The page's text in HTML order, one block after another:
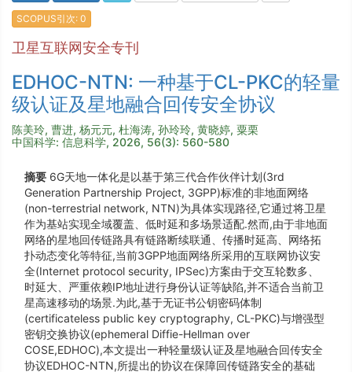
SCOPUS引次: 0
卫星互联网安全专刊
EDHOC-NTN: 一种基于CL-PKC的轻量
级认证及星地融合回传安全协议
陈美玲, 曹进, 杨元元, 杜海涛, 孙玲玲, 黄晓婷, 粟栗
中国科学: 信息科学, 2026, 56(3): 560-580
摘要 6G天地一体化是以基于第三代合作伙伴计划(3rd
Generation Partnership Project, 3GPP)标准的非地面网络
(non-terrestrial network, NTN)为具体实现路径,它通过将卫星
作为基站实现全域覆盖、低时延和多场景适配.然而,由于非地面
网络的星地回传链路具有链路断续联通、传播时延高、网络拓
扑动态变化等特征,当前3GPP地面网络所采用的互联网协议安
全(Internet protocol security, IPSec)方案由于交互轮数多、
时延大、严重依赖IP地址进行身份认证等缺陷,并不适合当前卫
星高速移动的场景.为此,基于无证书公钥密码体制
(certificateless public key cryptography, CL-PKC)与增强型
密钥交换协议(ephemeral Diffie-Hellman over
COSE,EDHOC),本文提出一种轻量级认证及星地融合回传安全
协议EDHOC-NTN,所提出的协议在保障回传链路安全的基础